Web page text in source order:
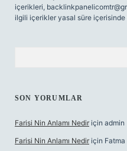
içerikleri,
ilgili içerikler yasal süre içerisinde
SON YORUMLAR
Farisi Nin Anlamı Nedir için admin
Farisi Nin Anlamı Nedir için Fatma